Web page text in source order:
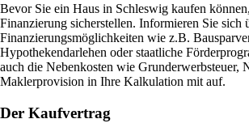
Bevor Sie ein Haus in Schleswig kaufen
Finanzierung sicherstellen. Informieren Sie sich
Finanzierungsmöglichkeiten wie z.B.
Hypothekendarlehen oder staatliche
auch die Nebenkosten wie Grunderwerbsteuer,
Maklerprovision in Ihre Kalkulation mit auf.
Der Kaufvertrag